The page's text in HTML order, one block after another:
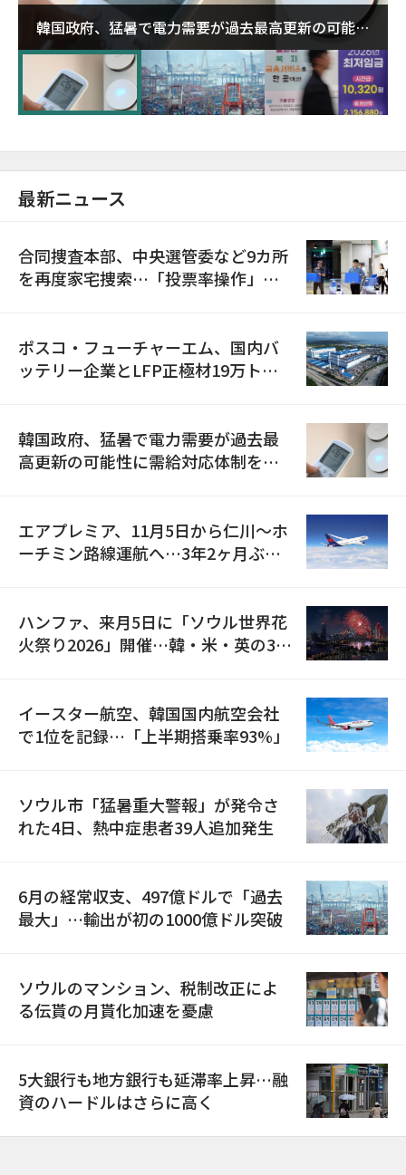
韓国政府、猛暑で電力需要が過去最高更新の可能性
に需給対応体制を点検
最新ニュース
合同捜査本部、中央選管委など9カ所
を再度家宅捜索…「投票率操作」の
ポスコ・フューチャーエム、国内バ
ッテリー企業とLFP正極材19万トン
韓国政府、猛暑で電力需要が過去最
高更新の可能性に需給対応体制を点
エアプレミア、11月5日から仁川〜ホ
ーチミン路線運航へ…3年2ヶ月ぶり
ハンファ、来月5日に「ソウル世界花
火祭り2026」開催…韓・米・英の3カ
イースター航空、韓国国内航空会社
で1位を記録…「上半期搭乗率93%」
ソウル市「猛暑重大警報」が発令さ
れた4日、熱中症患者39人追加発生
6月の経常収支、497億ドルで「過去
最大」…輸出が初の1000億ドル突破
ソウルのマンション、税制改正によ
る伝貰の月貰化加速を憂慮
5大銀行も地方銀行も延滞率上昇…融
資のハードルはさらに高く